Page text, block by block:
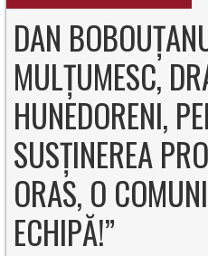
DAN
MULȚUMESC,
HUNEDORENI,
SUSȚINEREA
ORAS, O
ECHIPĂ!”